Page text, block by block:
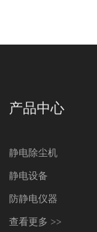
产品中心
静电除尘机
静电设备
防静电仪器
查看更多 >>